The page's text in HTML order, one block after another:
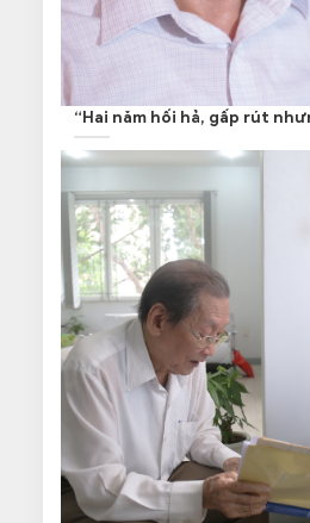
“Hai năm hối hả, gấp rút